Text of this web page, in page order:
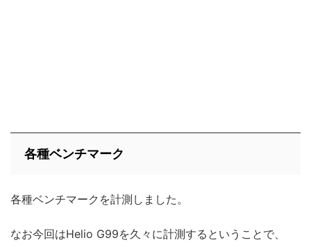
各種ベンチマーク
各種ベンチマークを計測しました。
なお今回はHelio G99を久々に計測するということで、